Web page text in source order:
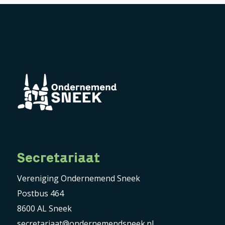
Secretariaat
Vereniging Ondernemend Sneek
Postbus 464
8600 AL Sneek